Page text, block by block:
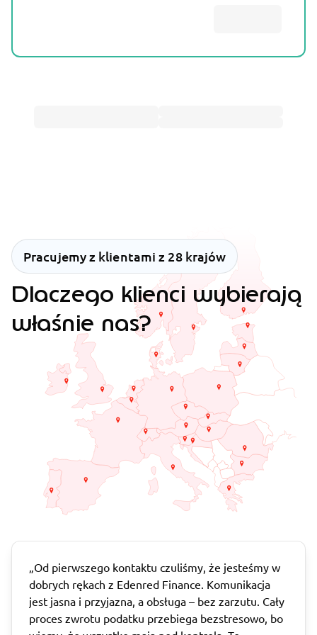
Pracujemy z klientami z 28 krajów
Dlaczego klienci wybierają
właśnie nas?
„Od pierwszego kontaktu czuliśmy, że jesteśmy w
dobrych rękach z Edenred Finance. Komunikacja
jest jasna i przyjazna, a obsługa – bez zarzutu. Cały
proces zwrotu podatku przebiega bezstresowo, bo
"Dzięki współpracy z Edenred Finance nie
musimy przejmować się pilnowaniem terminów
składania dokumentów czy też ich